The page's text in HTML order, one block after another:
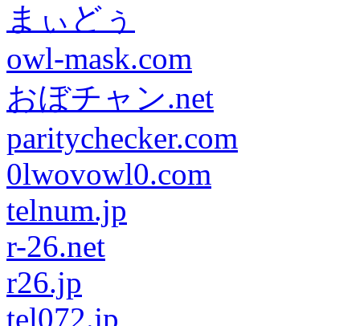
まぃどぅ
owl-mask.com
おぼチャン.net
paritychecker.com
0lwovowl0.com
telnum.jp
r-26.net
r26.jp
tel072.jp